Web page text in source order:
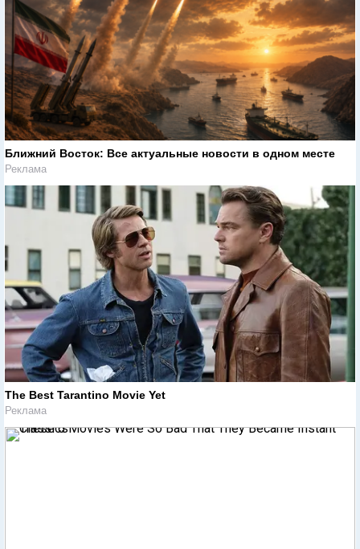
Ближний Восток: Все актуальные новости в одном месте
Реклама
The Best Tarantino Movie Yet
Реклама